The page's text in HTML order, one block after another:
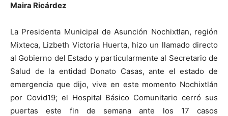
Maira Ricárdez
La Presidenta Municipal de Asunción Nochixtlan, región
Mixteca, Lizbeth Victoria Huerta, hizo un llamado directo
al Gobierno del Estado y particularmente al Secretario de
Salud de la entidad Donato Casas, ante el estado de
emergencia que dijo, vive en este momento Nochixtlán
por Covid19; el Hospital Básico Comunitario cerró sus
puertas este fin de semana ante los 17 casos